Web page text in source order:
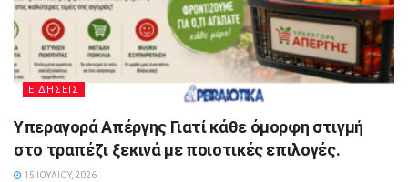
ΕΙΔΗΣΕΙΣ
Υπεραγορά Απέργης Γιατί κάθε όμορφη στιγμή
στο τραπέζι ξεκινά με ποιοτικές επιλογές.
15 ΙΟΥΛΊΟΥ, 2026